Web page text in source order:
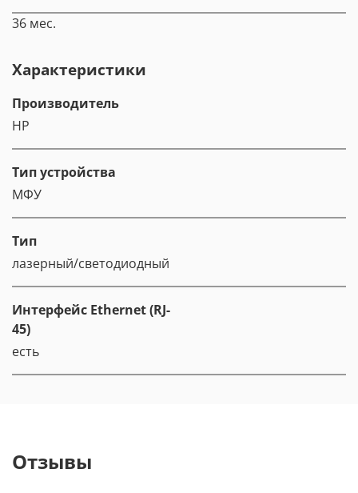
36 мес.
Характеристики
Производитель
HP
Тип устройства
МФУ
Тип
лазерный/светодиодный
Интерфейс Ethernet (RJ-
45)
есть
Отзывы